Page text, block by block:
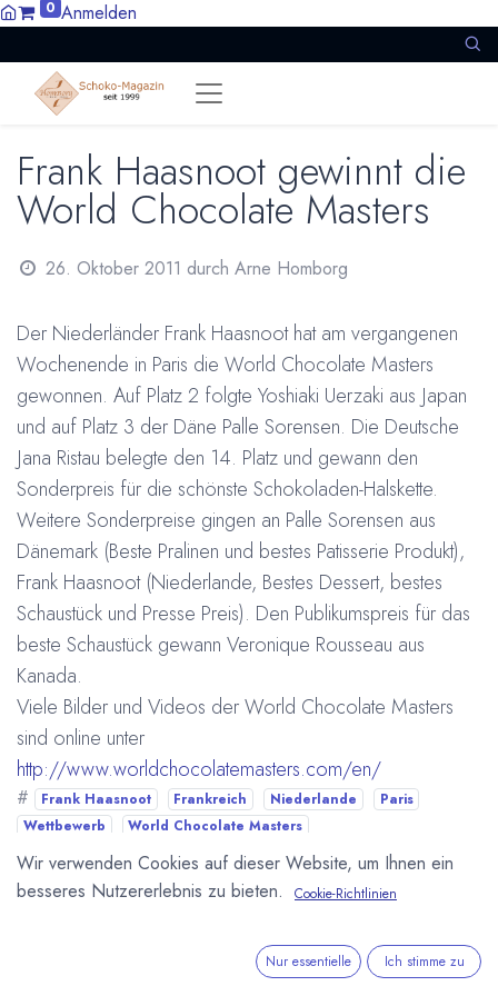
0 Anmelden
Frank Haasnoot gewinnt die
World Chocolate Masters
26. Oktober 2011 durch Arne Homborg
Der Niederländer Frank Haasnoot hat am vergangenen
Wochenende in Paris die World Chocolate Masters
gewonnen. Auf Platz 2 folgte Yoshiaki Uerzaki aus Japan
und auf Platz 3 der Däne Palle Sorensen. Die Deutsche
Jana Ristau belegte den 14. Platz und gewann den
Sonderpreis für die schönste Schokoladen-Halskette.
Weitere Sonderpreise gingen an Palle Sorensen aus
Dänemark (Beste Pralinen und bestes Patisserie Produkt),
Frank Haasnoot (Niederlande, Bestes Dessert, bestes
Schaustück und Presse Preis). Den Publikumspreis für das
beste Schaustück gewann Veronique Rousseau aus
Kanada.
Viele Bilder und Videos der World Chocolate Masters
sind online unter
http://www.worldchocolatemasters.com/en/
# Frank Haasnoot Frankreich Niederlande
Paris
Wettbewerb
World Chocolate Masters
Wir verwenden Cookies auf dieser Website, um Ihnen ein
besseres Nutzererlebnis zu bieten.
Cookie-Richtlinien
Nur essentielle Ich stimme zu